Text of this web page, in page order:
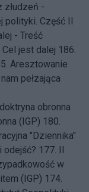
złudzeń -
polityki. Część II
- Treść
jest dalej 186.
Aresztowanie
pełzająca
obronna
(IGP) 180.
"Dziennika"
odejść? 177. II
w
(IGP) 174.